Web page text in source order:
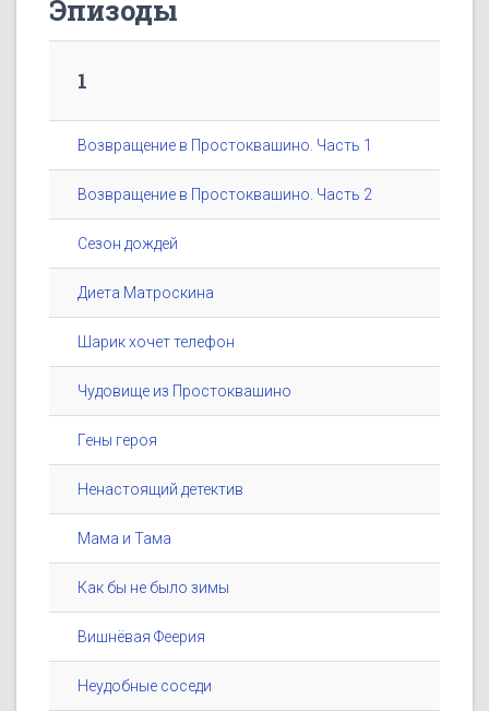
Эпизоды
1
Возвращение в Простоквашино. Часть 1
Возвращение в Простоквашино. Часть 2
Сезон дождей
Диета Матроскина
Шарик хочет телефон
Чудовище из Простоквашино
Гены героя
Ненастоящий детектив
Мама и Тама
Как бы не было зимы
Вишнёвая Феерия
Неудобные соседи